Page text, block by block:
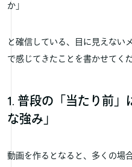
か」
と確信している、目に見えない
で感じてきたことを書かせてくだ
1. 普段の「当たり前」
な強み」
動画を作るとなると、多くの場